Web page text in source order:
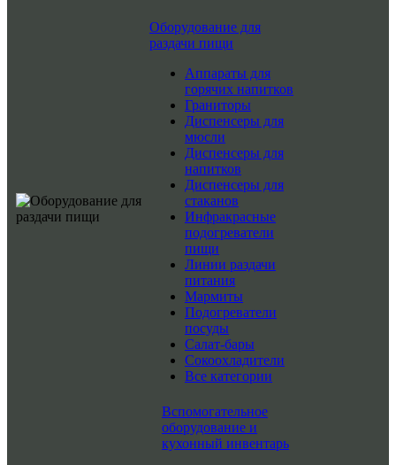
Оборудование для
раздачи пищи
Аппараты для
горячих напитков
Граниторы
Диспенсеры для
мюсли
Диспенсеры для
напитков
Диспенсеры для
стаканов
Инфракрасные
подогреватели
пищи
Линии раздачи
питания
Мармиты
Подогреватели
посуды
Салат-бары
Сокоохладители
Все категории
Вспомогательное
оборудование и
кухонный инвентарь